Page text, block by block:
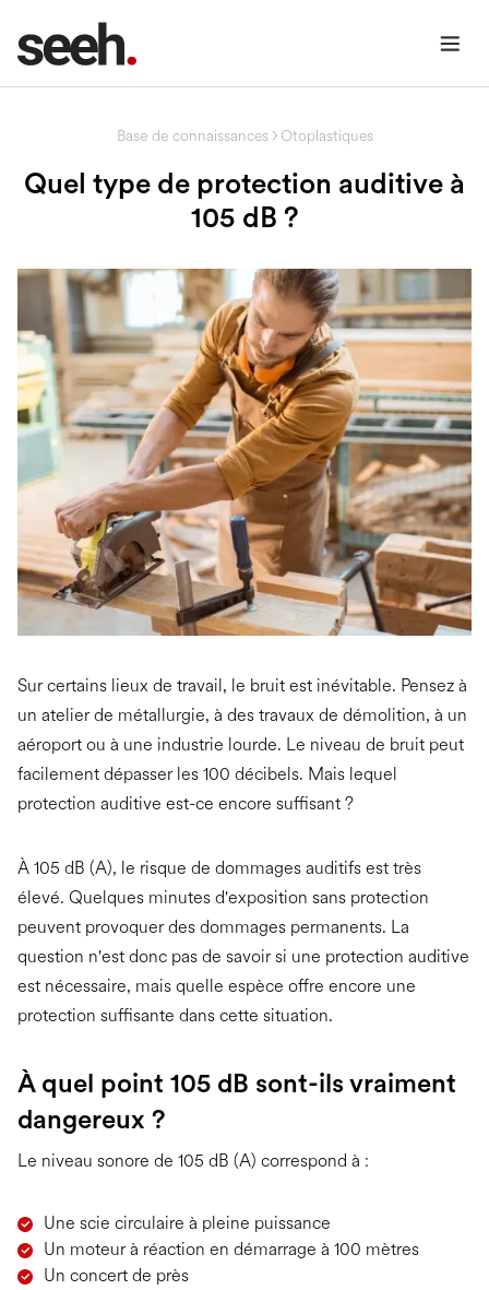
Base de connaissances Otoplastiques
Quel type de protection auditive à
105 dB ?
Sur certains lieux de travail, le bruit est inévitable. Pensez à
un atelier de métallurgie, à des travaux de démolition, à un
aéroport ou à une industrie lourde. Le niveau de bruit peut
facilement dépasser les 100 décibels. Mais lequel
protection auditive est-ce encore suffisant ?
À 105 dB (A), le risque de dommages auditifs est très
élevé. Quelques minutes d'exposition sans protection
peuvent provoquer des dommages permanents. La
question n'est donc pas de savoir si une protection auditive
est nécessaire, mais quelle espèce offre encore une
protection suffisante dans cette situation.
À quel point 105 dB sont-ils vraiment
dangereux ?
Le niveau sonore de 105 dB (A) correspond à :
Une scie circulaire à pleine puissance
Un moteur à réaction en démarrage à 100 mètres
Un concert de près